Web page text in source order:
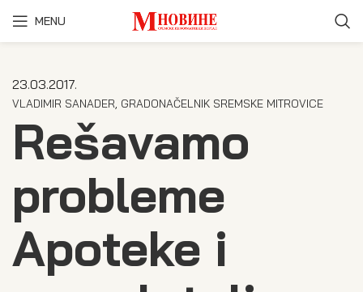
MENU
23.03.2017.
VLADIMIR SANADER, GRADONAČELNIK SREMSKE MITROVICE
Rešavamo
probleme
Apoteke i